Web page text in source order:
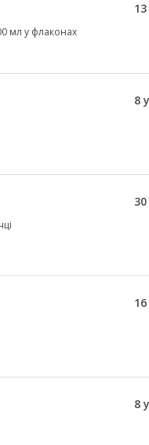
мл у флаконах
8
8